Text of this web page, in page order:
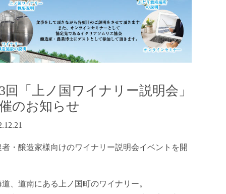
回「上ノ国ワイナリー説明会」
のお知らせ
者・醸造家様向けのワイナリー説明会イベントを開
、道南にある上ノ国町のワイナリー。